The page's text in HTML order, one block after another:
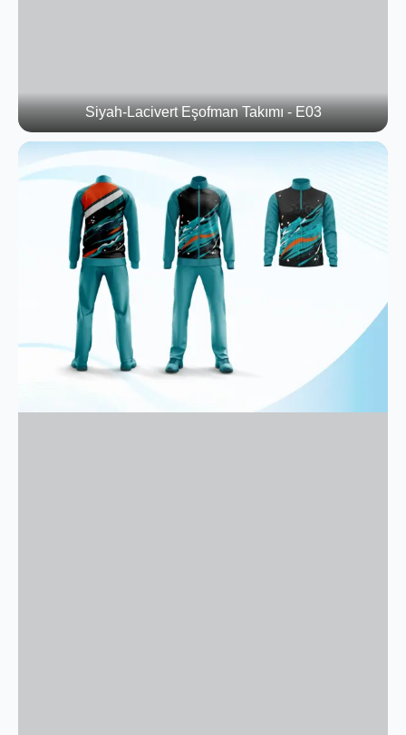
Siyah-Lacivert Eşofman Takımı - E03